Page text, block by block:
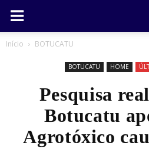
Início BOTUCATU
BOTUCATU HOME
Pesquisa
Botucatu
Agrotóxico